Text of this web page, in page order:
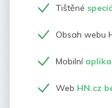
Tištěné
Obsah webu
Mobilní
Web HN.cz